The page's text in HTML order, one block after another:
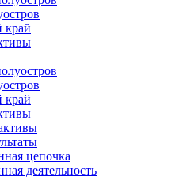
край
край
цепочка
деятельность